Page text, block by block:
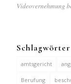
Videovernehmung
Schlagwörter
amtsgericht
Berufung